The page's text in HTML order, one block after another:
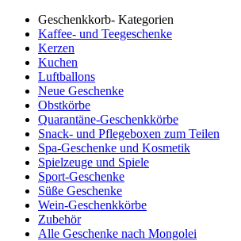
Geschenkkorb- Kategorien
Kaffee- und Teegeschenke
Kerzen
Kuchen
Luftballons
Neue Geschenke
Obstkörbe
Quarantäne-Geschenkkörbe
Snack- und Pflegeboxen zum Teilen
Spa-Geschenke und Kosmetik
Spielzeuge und Spiele
Sport-Geschenke
Süße Geschenke
Wein-Geschenkkörbe
Zubehör
Alle Geschenke nach Mongolei